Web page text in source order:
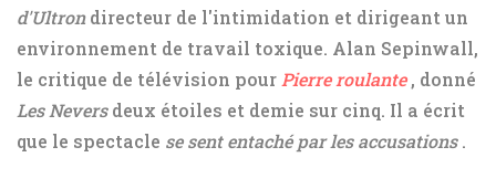
d'Ultrondirecteur de l'intimidation et dirigeant un
environnement de travail toxique. Alan Sepinwall,
le critique de télévision pour Pierre roulante , donné
Les Neversdeux étoiles et demie sur cinq. Il a écrit
que le spectacle se sent entaché par les accusations.